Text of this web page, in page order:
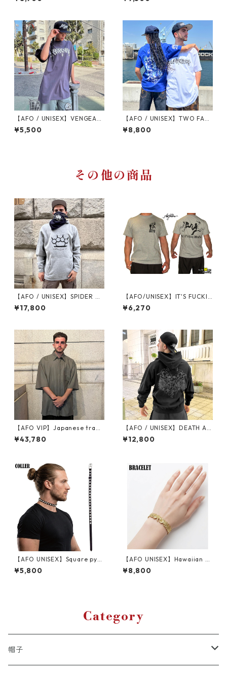
ル Tシャツ ツ フットボールシャツ
【AFO / UNISEX】VENGEAN
CE LAYERED S/S TEE【チャ
コール・ブラック】レイヤー
¥5,500
【AFO / UNISEX】TWO FACE
IVOLY S/S TEE【W NAME / 3
COLOR】limited
¥8,800
その他の商品
【AFO / UNISEX】SPIDER NE
T KNUCKLE PULL OVER HO
ODIE【GRAY】new embroid
ーカー / ストリート ファッシ
ョン パーカー
¥17,800
【AFO/UNISEX】IT'S FUCKIN
MEDIA Tシャツ（グレー）
【ゆうパケット配送対象商
¥6,270
【AFO VIP】Japanese tradi
tional clothing Shirts【ワサ
ビグリーン】
¥43,780
【AFO / UNISEX】DEATH AN
GEL HOODIE デス エンジェル
ス プルオーバーパーカー ウラ
¥12,800
【AFO UNISEX】Square pyra
mid rivets STUDS LONG BEL
T COLLER / スタッズ 鋲 首輪
¥5,800
【AFO UNISEX】Hawaiian Je
welry BRACELET / ハワイア
ン ジュエリーブレスレット
¥8,800
Category
帽子